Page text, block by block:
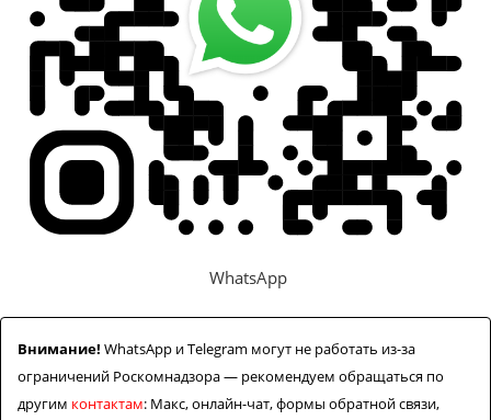
WhatsApp
Внимание! WhatsApp и Telegram могут не работать из-за
ограничений Роскомнадзора — рекомендуем обращаться по
другим контактам: Макс, онлайн-чат, формы обратной связи,
Задать вопрос
Контакты